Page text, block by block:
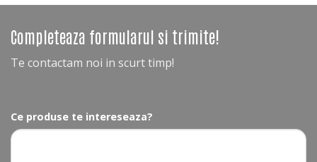
Completeaza formularul si trimite!
Te contactam noi in scurt timp!
Ce produse te intereseaza?